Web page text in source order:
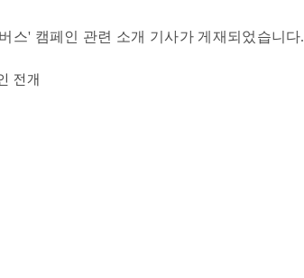
스' 캠페인 관련 소개 기사가 게재되었습니다.
전개